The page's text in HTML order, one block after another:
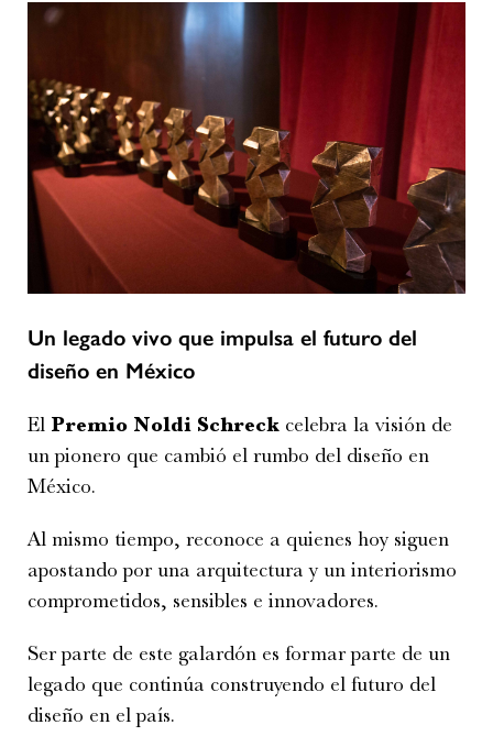
Un legado vivo que impulsa el futuro del
diseño en México
El Premio Noldi Schreck celebra la visión de
un pionero que cambió el rumbo del diseño en
México.
Al mismo tiempo, reconoce a quienes hoy siguen
apostando por una arquitectura y un interiorismo
comprometidos, sensibles e innovadores.
Ser parte de este galardón es formar parte de un
legado que continúa construyendo el futuro del
diseño en el país.